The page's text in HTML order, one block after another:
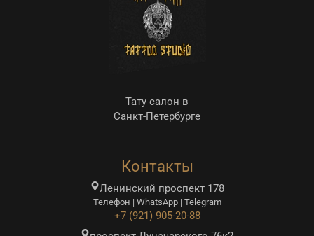
Тату салон в
Санкт-Петербурге
Контакты
Ленинский проспект 178
Телефон | WhatsApp | Telegram
+7 (921) 905-20-88